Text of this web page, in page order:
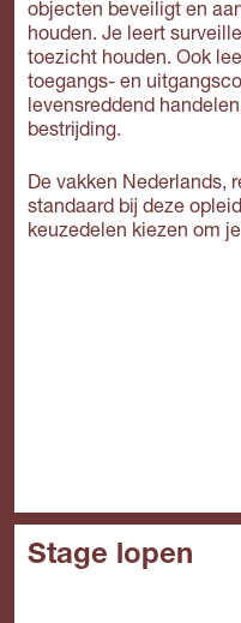
objecten beveiligt en
houden. Je leert
toezicht houden. Ook
toegangs- en
levensreddend
bestrijding.
De vakken Nederlands,
standaard bij deze
keuzedelen kiezen om
Stage lopen